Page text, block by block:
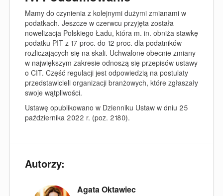
Mamy do czynienia z kolejnymi dużymi zmianami w
podatkach. Jeszcze w czerwcu przyjęta została
nowelizacja Polskiego Ładu, która m. in. obniża stawkę
podatku PIT z 17 proc. do 12 proc. dla podatników
rozliczających się na skali. Uchwalone obecnie zmiany
w największym zakresie odnoszą się przepisów ustawy
o CIT. Część regulacji jest odpowiedzią na postulaty
przedstawicieli organizacji branżowych, które zgłaszały
swoje wątpliwości.
Ustawę opublikowano w Dzienniku Ustaw w dniu 25
października 2022 r. (poz. 2180).
Autorzy:
Agata Oktawiec